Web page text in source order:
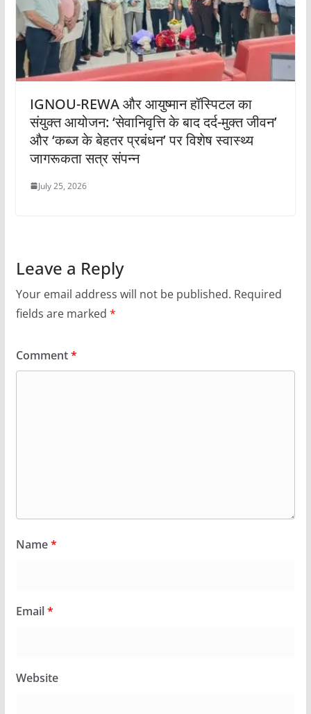
IGNOU-REWA और आयुष्मान हॉस्पिटल का
संयुक्त आयोजन: ‘सेवानिवृत्ति के बाद दर्द-मुक्त जीवन’
और ‘कब्ज के बेहतर प्रबंधन’ पर विशेष स्वास्थ्य
जागरूकता सत्र संपन्न
July 25, 2026
Leave a Reply
Your email address will not be published. Required
fields are marked *
Comment*
Name*
Email*
Website